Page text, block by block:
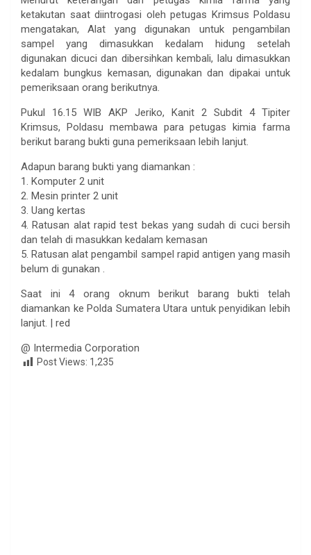
ketakutan saat diintrogasi oleh petugas Krimsus Poldasu
mengatakan, Alat yang digunakan untuk pengambilan
sampel yang dimasukkan kedalam hidung setelah
digunakan dicuci dan dibersihkan kembali, lalu dimasukkan
kedalam bungkus kemasan, digunakan dan dipakai untuk
pemeriksaan orang berikutnya.
Pukul 16.15 WIB AKP Jeriko, Kanit 2 Subdit 4 Tipiter
Krimsus, Poldasu membawa para petugas kimia farma
berikut barang bukti guna pemeriksaan lebih lanjut.
Adapun barang bukti yang diamankan :
1. Komputer 2 unit
2. Mesin printer 2 unit
3. Uang kertas
4. Ratusan alat rapid test bekas yang sudah di cuci bersih
dan telah di masukkan kedalam kemasan
5. Ratusan alat pengambil sampel rapid antigen yang masih
belum di gunakan .
Saat ini 4 orang oknum berikut barang bukti telah
diamankan ke Polda Sumatera Utara untuk penyidikan lebih
lanjut. | red
@ Intermedia Corporation
Post Views: 1,235